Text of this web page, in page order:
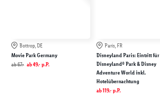
Bottrop, DE
Movie Park Germany
ab67.- ab49.- p.P.
Paris, FR
Disneyland Paris: Eintritt für
Disneyland® Park & Disney
Adventure World inkl.
Hotelübernachtung
ab119.- p.P.